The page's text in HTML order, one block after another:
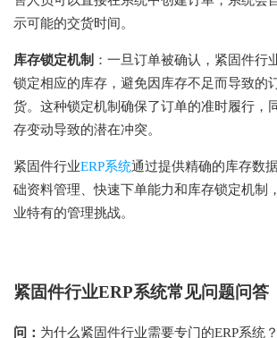
示可能的交货时间。
库存锁定机制 ：一旦订单被确认，紧固件行
锁定相应的库存，避免因库存不足而导致的
货。这种锁定机制确保了订单的准时履行，
存变动导致的潜在冲突。
紧固件行业ERP系统通过提供精确的库存数
础资料管理、快速下单能力和库存锁定机制
业特有的管理挑战。
紧固件行业ERP系统常见问题问答
问： 为什么紧固件行业需要专门的ERP系统？